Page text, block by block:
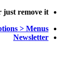
پرش
محتوا
remove it...
> Menus
Newsletter